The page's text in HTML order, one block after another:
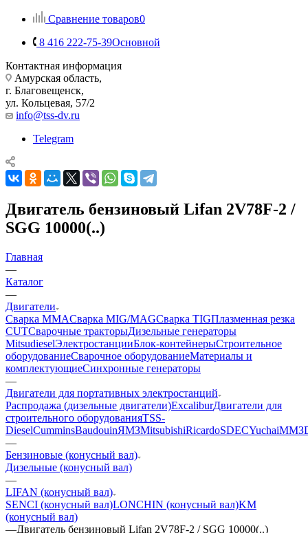
Сравнение товаров0
8 416 222-75-39Основной
Контактная информация
Амурская область,
г. Благовещенск,
ул. Кольцевая, 57/2
info@tss-dv.ru
Telegram
Двигатель бензиновый Lifan 2V78F-2 /
SGG 10000(..)
Главная
—
Каталог
—
Двигатели
Сварка MMAСварка MIG/MAGСварка TIGПлазменная резка
CUTСварочные тракторыДизельные генераторы
MitsudieselЭлектростанцииБлок-контейнерыСтроительное
оборудованиеСварочное оборудованиеМатериалы и
комплектующиеСинхронные генераторы
—
Двигатели для портативных электростанций
Распродажа (дизельные двигатели)ExcaliburДвигатели для
строительного оборудованияTSS-
DieselCumminsBaudouinЯМЗMitsubishiRicardoSDECYuchaiММЗ
—
Бензиновые (конусный вал)
Дизельные (конусный вал)
—
LIFAN (конусный вал)
SENCI (конусный вал)LONCHIN (конусный вал)KM
(конусный вал)
—Двигатель бензиновый Lifan 2V78F-2 / SGG 10000(..)